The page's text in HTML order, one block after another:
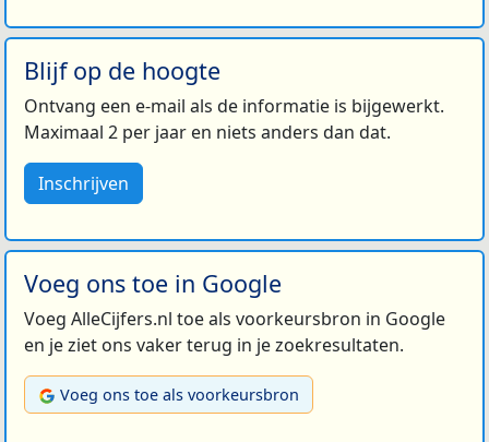
Blijf op de hoogte
Ontvang een e-mail als de informatie is bijgewerkt.
Maximaal 2 per jaar en niets anders dan dat.
Inschrijven
Voeg ons toe in Google
Voeg AlleCijfers.nl toe als voorkeursbron in Google
en je ziet ons vaker terug in je zoekresultaten.
Voeg ons toe als voorkeursbron